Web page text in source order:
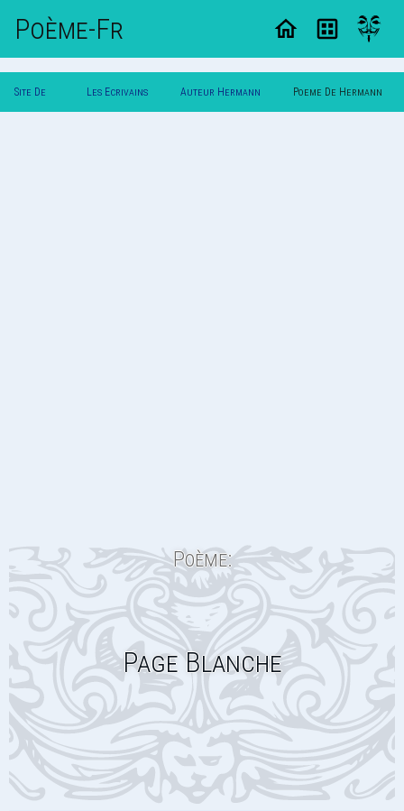
Poème-Fr
Site De Les Ecrivains Auteur Hermann Poeme De Hermann
Poème:
Page Blanche